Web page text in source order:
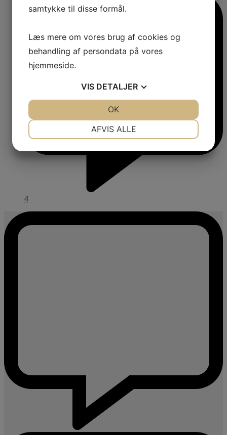
4
samtykke til disse formål.
Læs mere om vores brug af cookies og
behandling af persondata på vores
hjemmeside.
VIS DETALJER
STATISTIK
AFVIS ALLE
OK